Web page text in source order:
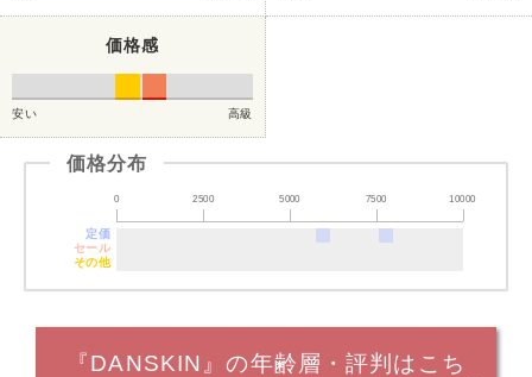
価格感
安い 高級
価格分布
0 2500 5000 7500 10000
定価
セール
その他
『DANSKIN』の年齢層・評判はこち